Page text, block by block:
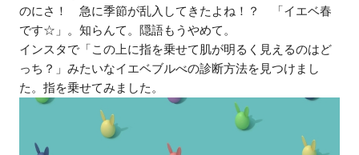
のにさ！ 急に季節が乱入してきたよね！？ 「イエベ春
です☆」。知らんて。隠語もうやめて。
インスタで「この上に指を乗せて肌が明るく見えるのはど
っち？」みたいなイエベブルべの診断方法を見つけまし
た。指を乗せてみました。